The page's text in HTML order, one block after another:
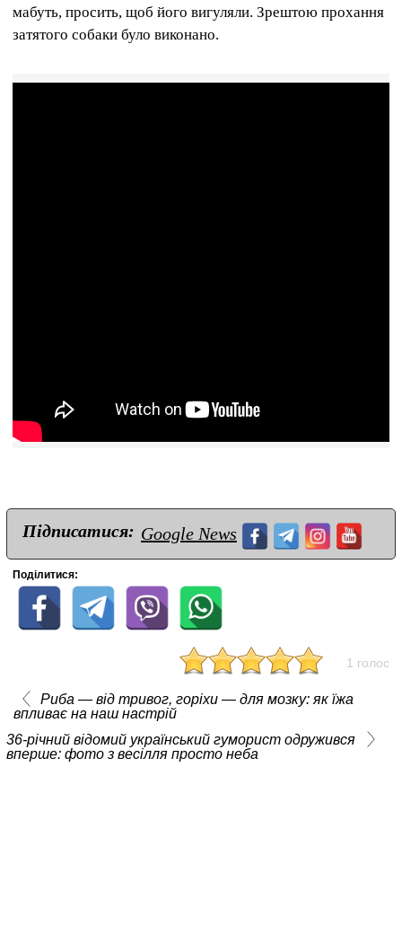
мабуть, просить, щоб його вигуляли. Зрештою прохання
затятого собаки було виконано.
Підписатися: Google News
Поділитися:
1 голос
Риба — від тривог, горіхи — для мозку: як їжа
впливає на наш настрій
36-річний відомий український гуморист одружився
вперше: фото з весілля просто неба